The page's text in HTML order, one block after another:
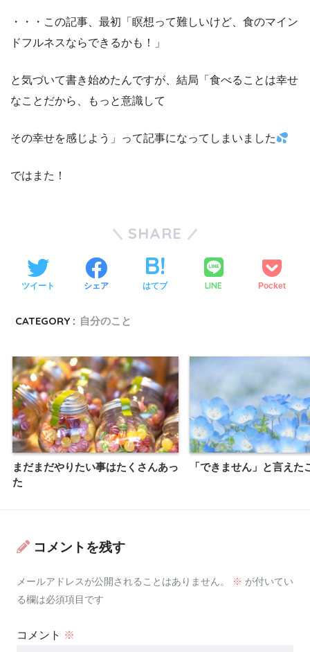
・・・この記事、最初「瞑想って難しいけど、食のマイン
ドフルネスならできるかも！」
と気づいて書き始めたんですが、結局「食べることは幸せ
なことだから、もっと意識して
その幸せを感じよう」って記事になってしまいました
ではまた！
SHARE
ツイート シェア はてブ LINE Pocket
CATEGORY : 自分のこと
まだまだやりたい事はたくさんあっ
た
「できません」と言えた
コメントを残す
メールアドレスが公開されることはありません。 ※ が付いてい
る欄は必須項目です
コメント ※